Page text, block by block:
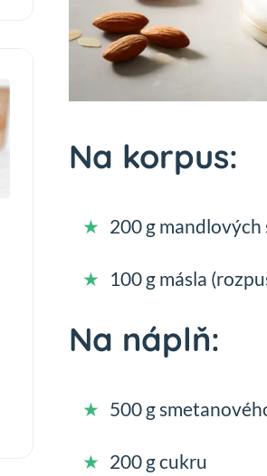
Na korpus:
200 g
100 g másla
Na náplň:
500 g
200 g cukru